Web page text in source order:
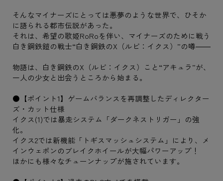
そんなマイナーズにとっては悪夢のような世界で、ひそか
に語られる都市伝説があった。
それは、希望の歌姫RoRoを伴い、マイナーズのために戦う
白き鋼鉄鎧の戦士“白き鋼鉄のX（ルビ：イクス）”の噂――
物語は、白き鋼鉄のX（ルビ：イクス）こと“アキュラ”が、
一人の少女と出会うところから始まる。
●【ポイント1】ゲームバランスを再調整したディレクター
ズ・カット仕様
イクス(1)では暴走システム「ダークネストリガー」の強
化。
イクス2では新機能「トギスマッシュシステム」により、メ
インウェポンのブレイクホイールが大幅パワーアップ！
ほかにも様々なチューンナップが施されています。